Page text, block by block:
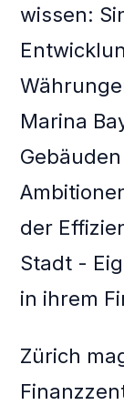
wissen:
Marina
der
Stadt -
in ihrem
Zürich